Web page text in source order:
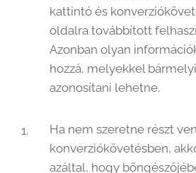
kattintó és
oldalra továbbított
Azonban olyan
hozzá, melyekkel
azonosítani lehetne.
Ha nem szeretne részt
konverziókövetésben,
azáltal, hogy